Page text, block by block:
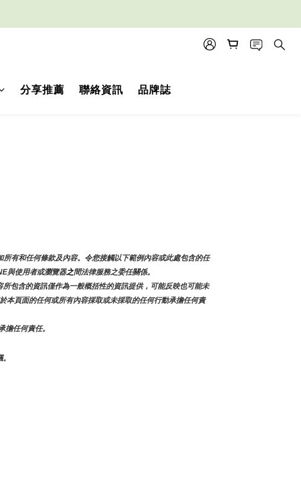
分享推薦 聯絡資訊 品牌誌
有和任何條款及內容。令您接觸以下範例內容或此處包含的任
與使用者或瀏覽器之間法律服務之委任關係。
包含的資訊僅作為一般概括性的資訊提供，可能反映也可能未
本頁面的任何或所有內容採取或未採取的任何行動承擔任何責
任何責任。